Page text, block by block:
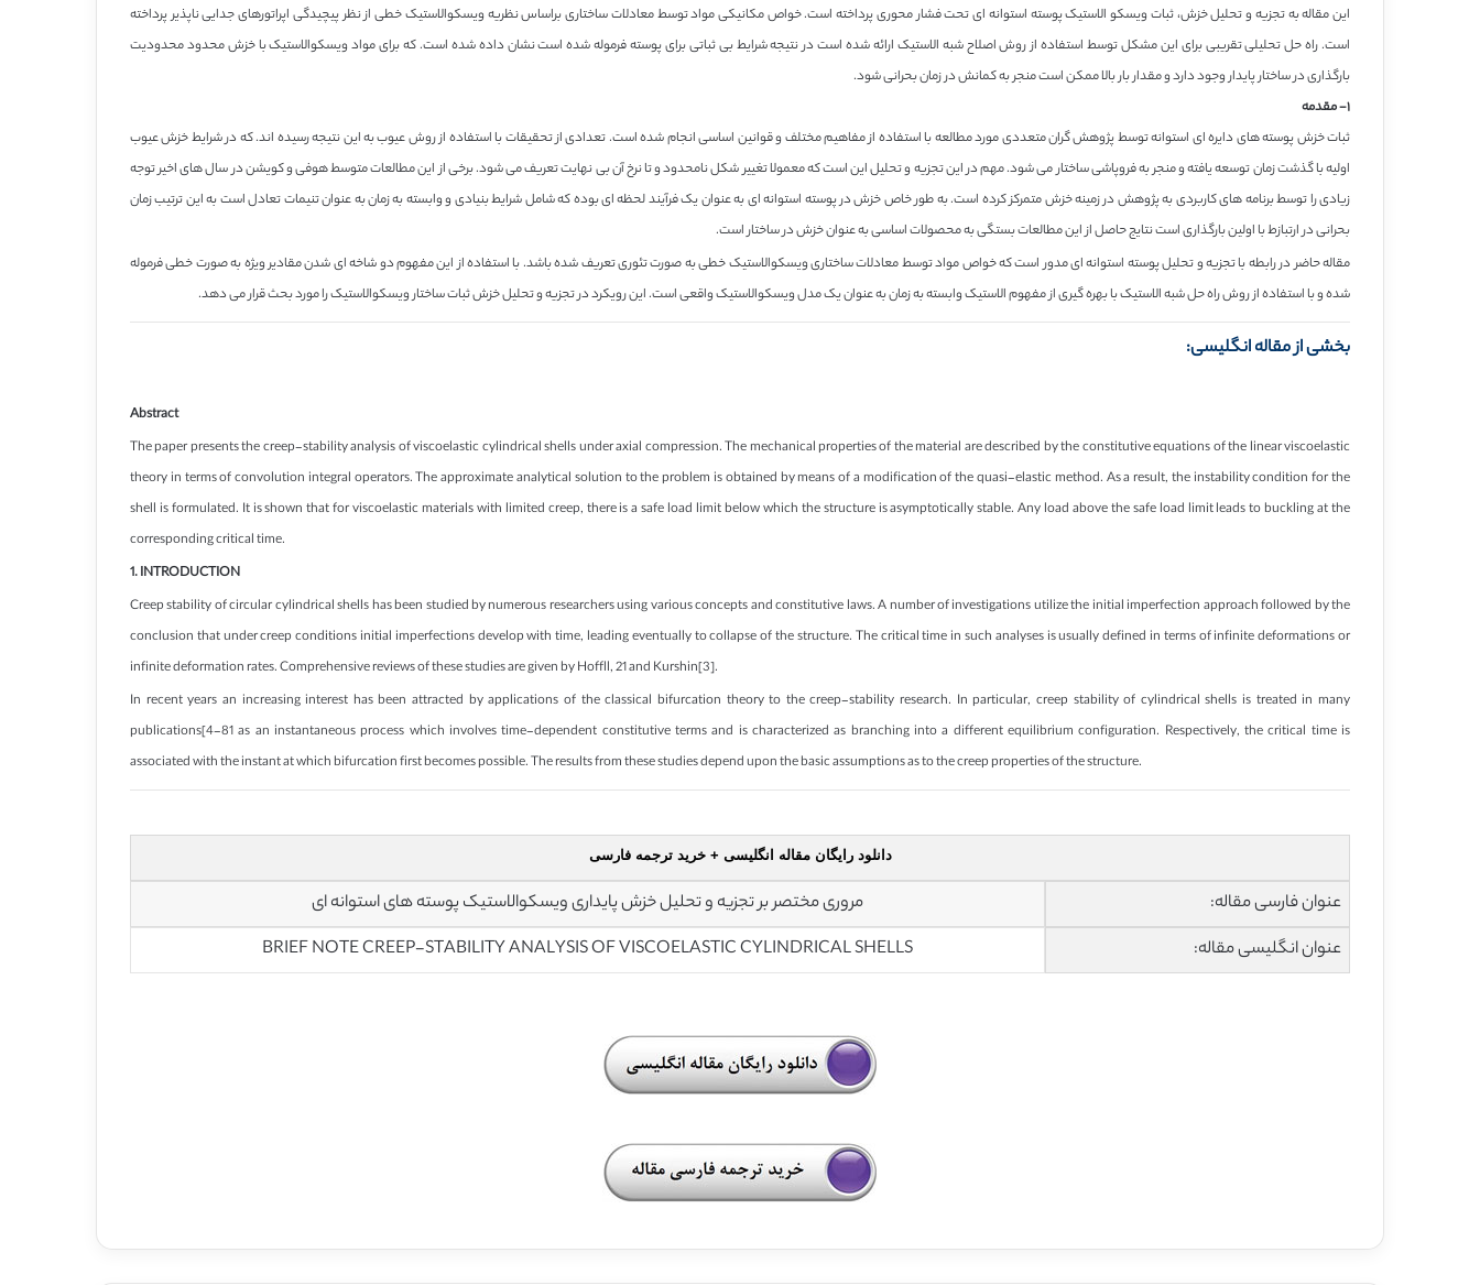
این مقاله به تجزیه و تحلیل خزش، ثبات ویسکو الاستیک پوسته استوانه ای تحت فشار محوری پرداخته است. خواص مکانیکی مواد توسط معادلات ساختاری براساس نظریه ویسکوالاستیک خطی از نظر پیچیدگی اپراتورهای جدایی ناپذیر پرداخته
است. راه حل تحلیلی تقریبی برای این مشکل توسط استفاده از روش اصلاح شبه الاستیک ارائه شده است در نتیجه شرایط بی ثباتی برای پوسته فرموله شده است نشان داده شده است. که برای مواد ویسکوالاستیک با خزش محدود محدودیت
بارگذاری در ساختار پایدار وجود دارد و مقدار بار بالا ممکن است منجر به کمانش در زمان بحرانی شود.
١- مقدمه
ثبات خزش پوسته های دایره ای استوانه توسط پژوهش گران متعددی مورد مطالعه با استفاده از مفاهیم مختلف و قوانین اساسی انجام شده است. تعدادی از تحقیقات با استفاده از روش عیوب به این نتیجه رسیده اند. که در شرایط خزش عیوب
اولیه با گذشت زمان توسعه یافته و منجر به فروپاشی ساختار می شود. مهم در این تجزیه و تحلیل این است که معمولا تغییر شکل نامحدود و تا نرخ آن بی نهایت تعریف می شود. برخی از این مطالعات متوسط هوفی و کویشن در سال های اخیر توجه
زیادی را توسط برنامه های کاربردی به پژوهش در زمینه خزش متمرکز کرده است. به طور خاص خزش در پوسته استوانه ای به عنوان یک فرآیند لحظه ای بوده که شامل شرایط بنیادی و وابسته به زمان به عنوان تنیمات تعادل است به این ترتیب زمان
بحرانی در ارتبازط با اولین بارگذاری است نتایج حاصل از این مطالعات بستگی به محصولات اساسی به عنوان خزش در ساختار است.
مقاله حاضر در رابطه با تجزیه و تحلیل پوسته استوانه ای مدور است که خواص مواد توسط معادلات ساختاری ویسکوالاستیک خطی به صورت تئوری تعریف شده باشد. با استفاده از این مفهوم دو شاخه ای شدن مقادیر ویژه به صورت خطی فرموله
شده و با استفاده از روش راه حل شبه الاستیک با بهره گیری از مفهوم الاستیک وابسته به زمان به عنوان یک مدل ویسکوالاستیک واقعی است. این رویکرد در تجزیه و تحلیل خزش ثبات ساختار ویسکوالاستیک را مورد بحث قرار می دهد.
بخشی از مقاله انگلیسی:
Abstract
The paper presents the creep-stability analysis of viscoelastic cylindrical shells under axial compression. The mechanical properties of the material are described by the constitutive equations of the linear viscoelastic
theory in terms of convolution integral operators. The approximate analytical solution to the problem is obtained by means of a modification of the quasi-elastic method. As a result, the instability condition for the
shell is formulated. It is shown that for viscoelastic materials with limited creep, there is a safe load limit below which the structure is asymptotically stable. Any load above the safe load limit leads to buckling at the
corresponding critical time.
1. INTRODUCTION
Creep stability of circular cylindrical shells has been studied by numerous researchers using various concepts and constitutive laws. A number of investigations utilize the initial imperfection approach followed by the
conclusion that under creep conditions initial imperfections develop with time, leading eventually to collapse of the structure. The critical time in such analyses is usually defined in terms of infinite deformations or
infinite deformation rates. Comprehensive reviews of these studies are given by Hoffll, 21 and Kurshin[3].
In recent years an increasing interest has been attracted by applications of the classical bifurcation theory to the creep-stability research. In particular, creep stability of cylindrical shells is treated in many
publications[4-81 as an instantaneous process which involves time-dependent constitutive terms and is characterized as branching into a different equilibrium configuration. Respectively, the critical time is
associated with the instant at which bifurcation first becomes possible. The results from these studies depend upon the basic assumptions as to the creep properties of the structure.
دانلود رایگان مقاله انگلیسی + خرید ترجمه فارسی
عنوان فارسی مقاله:
مروری مختصر بر تجزیه و تحلیل خزش پایداری ویسکوالاستیک پوسته های استوانه ای
عنوان انگلیسی مقاله:
BRIEF NOTE CREEP-STABILITY ANALYSIS OF VISCOELASTIC CYLINDRICAL SHELLS